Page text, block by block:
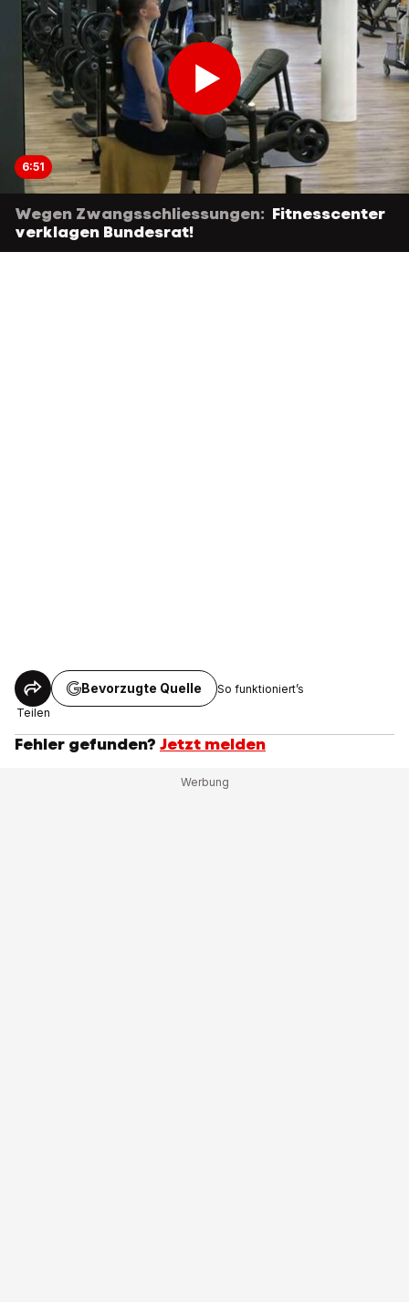
6:51
Wegen Zwangsschliessungen: Fitnesscenter
verklagen Bundesrat!
Teilen
Bevorzugte Quelle So funktioniert’s
Fehler gefunden? Jetzt melden